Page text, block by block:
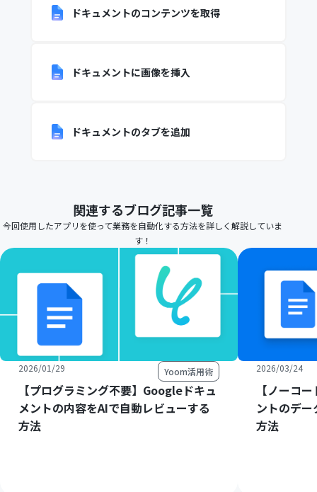
ドキュメントのコンテンツを取得
ドキュメントに画像を挿入
ドキュメントのタブを追加
関連するブログ記事一覧
今回使用したアプリを使って業務を自動化する方法を詳しく解説していま
す！
2026/01/29 Yoom活用術
【プログラミング不要】Googleドキュ
メントの内容をAIで自動レビューする
方法
2026/03/24
【ノーコ
ントのデ
方法